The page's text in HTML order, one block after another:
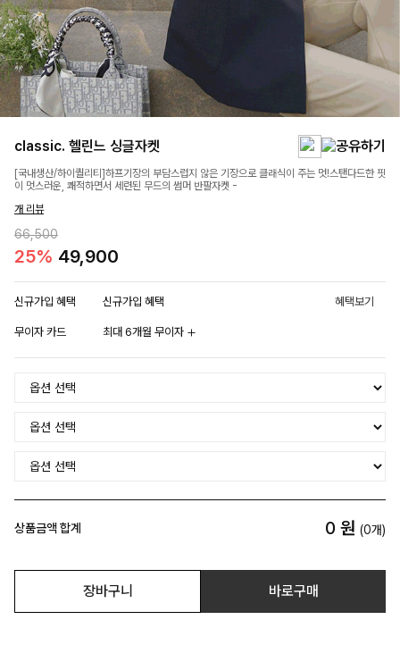
classic. 헬린느 싱글자켓
[국내생산/하이퀄리티]하프기장의 부담스럽지 않은 기장으로 클래식이 주는 멋!스탠다드한 핏
이 멋스러운, 쾌적하면서 세련된 무드의 썸머 반팔자켓 -
개 리뷰
66,500
25% 49,900
신규가입 혜택 신규가입 혜택 혜택보기
무이자 카드 최대 6개월 무이자
상품금액 합계 0 원 (0개)
장바구니 바로구매